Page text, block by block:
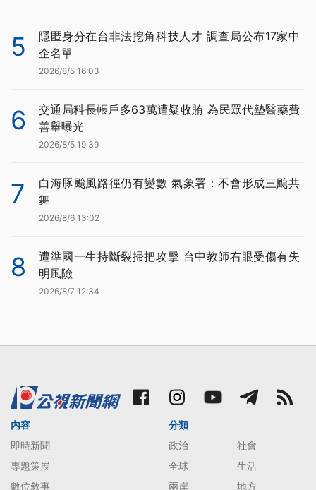
5
隱匿身分在台非法挖角科技人才 調查局公布17家中
企名單
2026/8/5 16:03
6
交通局科長帳戶多63萬遭疑收賄 為民眾代墊醫藥費
善舉曝光
2026/8/5 19:39
7
白海豚颱風路徑仍有變數 氣象署：不會形成三颱共
舞
2026/8/6 13:02
8
遭準國一生持斷裂掃把攻擊 台中教師右眼受傷有失
明風險
2026/8/7 12:34
內容
即時新聞
專題策展
數位敘事
分類
政治
社會
全球
生活
兩岸
地方